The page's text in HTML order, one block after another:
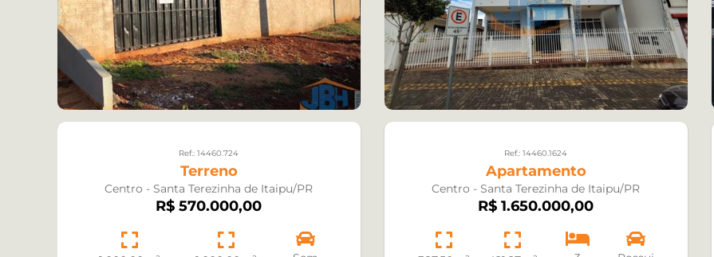
Ref.: 14460.724
Terreno
Centro - Santa Terezinha de Itaipu/PR
R$ 570.000,00
Ref.: 14460.1624
Apartamento
Centro - Santa Terezinha de Itaipu/PR
R$ 1.650.000,00